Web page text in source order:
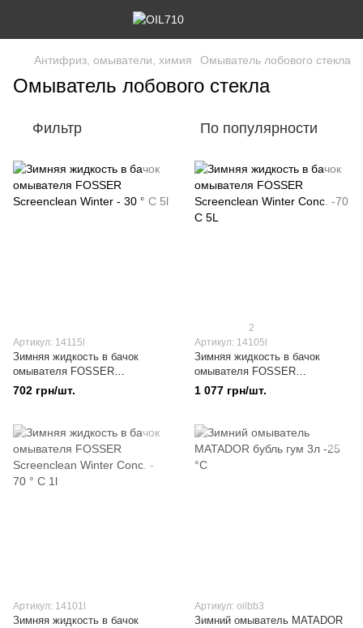
Антифриз, омыватели, химия Омыватель лобового стекла
Омыватель лобового стекла
Фильтр По популярности
Артикул: 14115l
Зимняя жидкость в бачок
омывателя FOSSER
Screenclean Winter - 30 ° C 5l
702 грн/шт.
2
Артикул: 14105l
Зимняя жидкость в бачок
омывателя FOSSER
Screenclean Winter Conc. -70 C
1 077 грн/шт.
Артикул: 14101l
Зимняя жидкость в бачок
Артикул: oilbb3
Зимний омыватель MATADOR